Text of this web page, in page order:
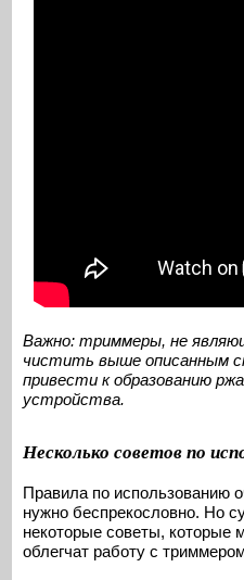
Важно: триммеры, не
чистить выше описанным
привести к образованию
устройства.
Несколько советов по
Правила по использованию
нужно беспрекословно. Но
некоторые советы, которые
облегчат работу с